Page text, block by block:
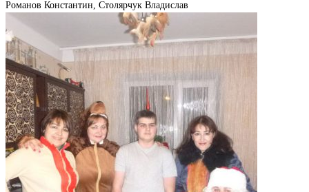
Романов Константин, Столярчук Владислав